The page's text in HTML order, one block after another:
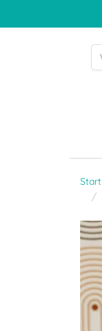
Start